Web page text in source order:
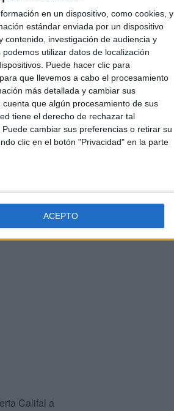
en un dispositivo, como cookies, y
estándar enviada por un dispositivo
contenido, investigación de audiencia y
utilizar datos de localización
Puede hacer clic para
que llevemos a cabo el procesamiento
más detallada y cambiar sus
cuenta que algún procesamiento de sus
tiene el derecho de rechazar tal
cambiar sus preferencias o retirar su
clic en el botón "Privacidad" en la parte
ACEPTO
la cita.
Califal a